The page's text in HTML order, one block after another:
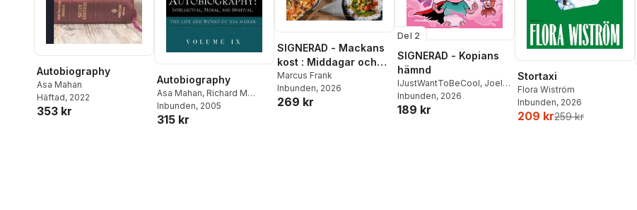
Autobiography
Asa Mahan
Häftad, 2022
353 kr
Autobiography
Asa Mahan, Richard M
Friedrich
Inbunden, 2005
315 kr
SIGNERAD - Mackans
kost : Middagar och
matlådor
Marcus Frank
Inbunden, 2026
269 kr
Del 2
SIGNERAD - Kopians
hämnd
IJustWantToBeCool, Joel
Adolphson,Emil Ejdemo
Beer ,Victor Beer
Inbunden, 2026
189 kr
Stortaxi
Flora Wiström
Inbunden, 2026
209 kr259 kr